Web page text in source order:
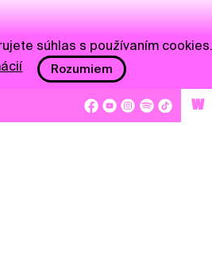
Prihlásiť sa
W
súhlas s používaním cookies.
Rozumiem